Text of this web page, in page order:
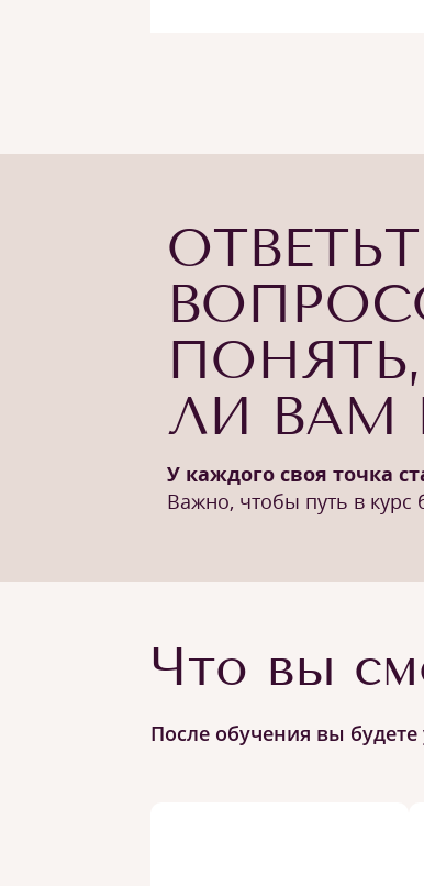
ЛИ ВАМ
У каждого своя точка
Важно, чтобы путь в
Что вы
После обучения вы